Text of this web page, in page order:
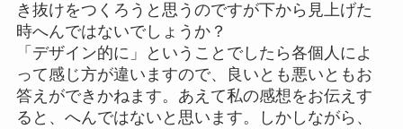
き抜けをつくろうと思うのですが下から見上げた
時へんではないでしょうか？
「デザイン的に」ということでしたら各個人によ
って感じ方が違いますので、良いとも悪いともお
答えができかねます。あえて私の感想をお伝えす
ると、へんではないと思います。しかしながら、